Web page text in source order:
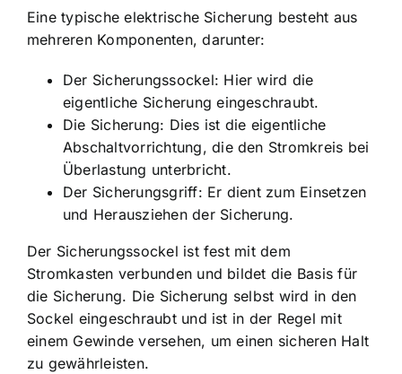
Eine typische elektrische Sicherung besteht aus
mehreren Komponenten, darunter:
Der Sicherungssockel: Hier wird die
eigentliche Sicherung eingeschraubt.
Die Sicherung: Dies ist die eigentliche
Abschaltvorrichtung, die den Stromkreis bei
Überlastung unterbricht.
Der Sicherungsgriff: Er dient zum Einsetzen
und Herausziehen der Sicherung.
Der Sicherungssockel ist fest mit dem
Stromkasten verbunden und bildet die Basis für
die Sicherung. Die Sicherung selbst wird in den
Sockel eingeschraubt und ist in der Regel mit
einem Gewinde versehen, um einen sicheren Halt
zu gewährleisten.